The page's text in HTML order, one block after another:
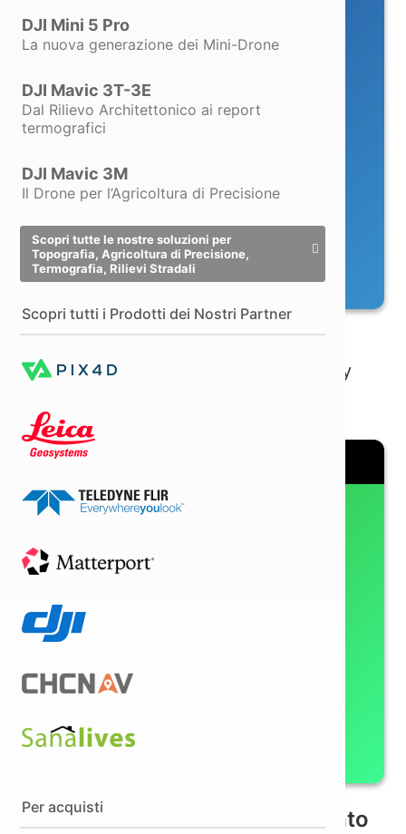
DJI Mini 5 Pro
La nuova generazione dei Mini-Drone
DJI Mavic 3T-3E
Dal Rilievo Architettonico ai report
termografici
DJI Mavic 3M
Il Drone per l’Agricoltura di Precisione
Scopri tutte le nostre soluzioni per
Topografia, Agricoltura di Precisione,
Termografia, Rilievi Stradali
Scopri tutti i Prodotti dei Nostri Partner
Per acquisti
Powered with Autodesk Technology
Anche in comode rate
Il Rilievo Aereo Georeferenziato